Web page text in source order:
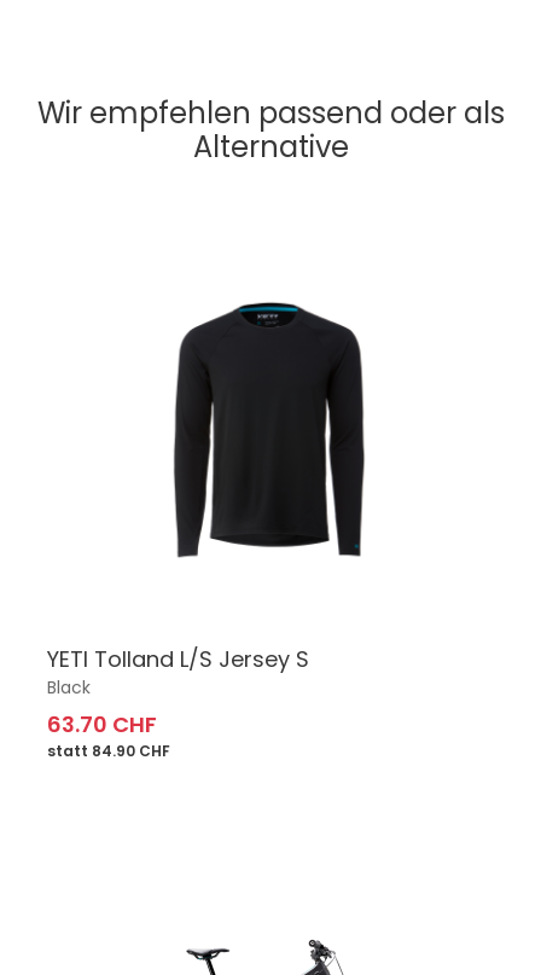
Wir empfehlen passend oder als
Alternative
YETI Tolland L/S Jersey S
Black
63.70 CHF
statt 84.90 CHF